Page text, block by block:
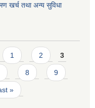
खर्च तथा अन्य सुविधा
1 2 3
8 9
»